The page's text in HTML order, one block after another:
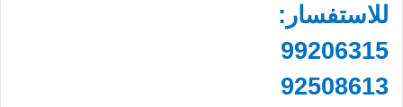
للاستفسار :
99206315
92508613